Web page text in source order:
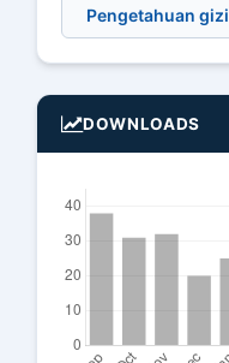
Pengetahuan gizi
DOWNLOADS